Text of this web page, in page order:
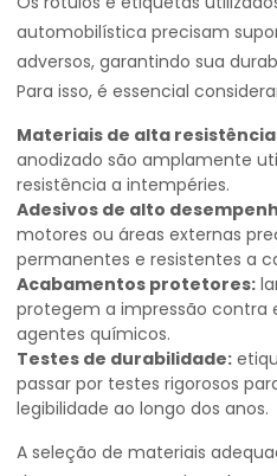
automobilística precisam
adversos, garantindo sua
Para isso, é essencial
Materiais de alta
anodizado são amplamente
resistência a intempéries.
Adesivos de alto
motores ou áreas externas
permanentes e resistentes a
Acabamentos protetores:
protegem a impressão contra
agentes químicos.
Testes de durabilidade:
passar por testes rigorosos
legibilidade ao longo dos anos.
A seleção de materiais